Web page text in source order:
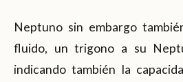
Neptuno sin embargo
fluido, un trigono a su
indicando también la